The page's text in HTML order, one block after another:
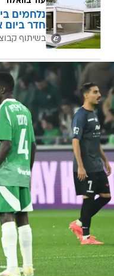
נלחמים
חדר ביום
בשיתוף